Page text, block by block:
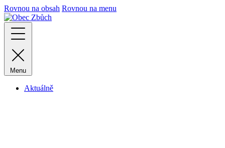
Rovnou na obsah Rovnou na menu
Menu
Aktuálně